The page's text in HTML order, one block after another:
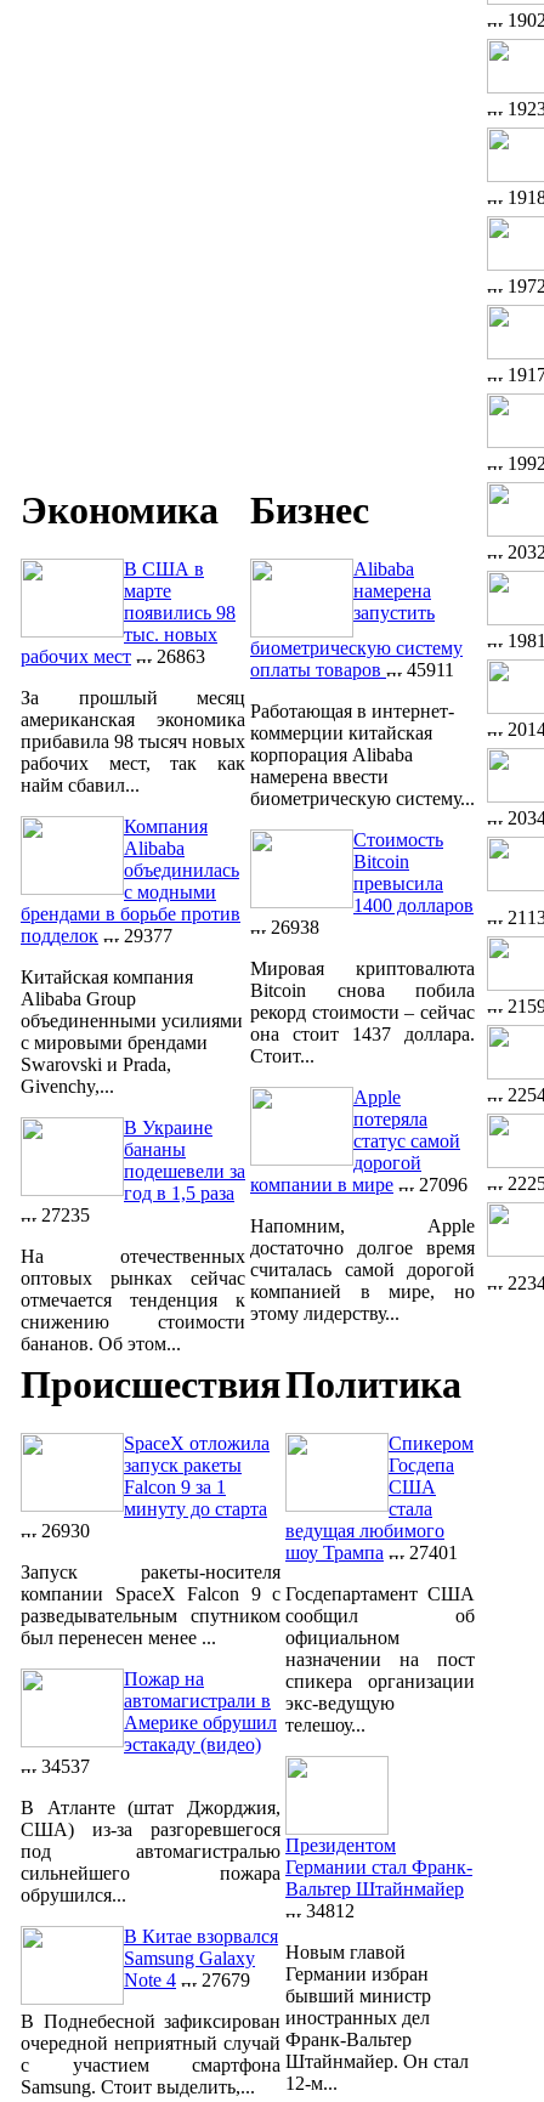
Экономика
В США в
марте
появились 98
тыс. новых
рабочих мест
26863
За прошлый месяц
американская экономика
прибавила 98 тысяч новых
рабочих мест, так как
найм сбавил...
Компания
Alibaba
объединилась
с модными
брендами в борьбе против
подделок
29377
Китайская компания
Alibaba Group
объединенными усилиями
с мировыми брендами
Swarovski и Prada,
Givenchy,...
В Украине
бананы
подешевели за
год в 1,5 раза
27235
На отечественных
оптовых рынках сейчас
отмечается тенденция к
снижению стоимости
бананов. Об этом...
Бизнес
Alibaba
намерена
запустить
биометрическую систему
оплаты товаров
45911
Работающая в интернет-
коммерции китайская
корпорация Alibaba
намерена ввести
биометрическую систему...
Стоимость
Bitcoin
превысила
1400 долларов
26938
Мировая криптовалюта
Bitcoin снова побила
рекорд стоимости – сейчас
она стоит 1437 доллара.
Стоит...
Apple
потеряла
статус самой
дорогой
компании в мире
27096
Напомним, Apple
достаточно долгое время
считалась самой дорогой
компанией в мире, но
этому лидерству...
Происшествия
SpaceX отложила
запуск ракеты
Falcon 9 за 1
минуту до старта
26930
Запуск ракеты-носителя
компании SpaceX Falcon 9 с
разведывательным спутником
был перенесен менее ...
Пожар на
автомагистрали в
Америке обрушил
эстакаду (видео)
34537
В Атланте (штат Джорджия,
США) из-за разгоревшегося
под автомагистралью
сильнейшего пожара
обрушился...
В Китае взорвался
Samsung Galaxy
Note 4
27679
В Поднебесной зафиксирован
очередной неприятный случай
с участием смартфона
Samsung. Стоит выделить,...
Политика
Спикером
Госдепа
США
стала
ведущая любимого
шоу Трампа
27401
Госдепартамент США
сообщил об
официальном
назначении на пост
спикера организации
экс-ведущую
телешоу...
Президентом
Германии стал Франк-
Вальтер Штайнмайер
34812
Новым главой
Германии избран
бывший министр
иностранных дел
Франк-Вальтер
Штайнмайер. Он стал
12-м...